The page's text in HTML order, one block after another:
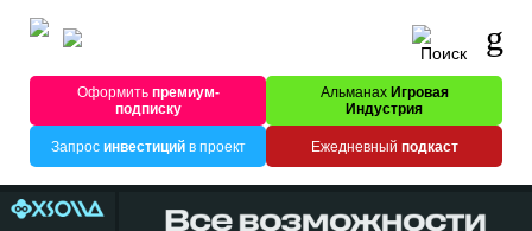
Оформитьпремиум-
подписку
Альманах Игровая
Индустрия
Запрос инвестицийв проект Ежедневный подкаст